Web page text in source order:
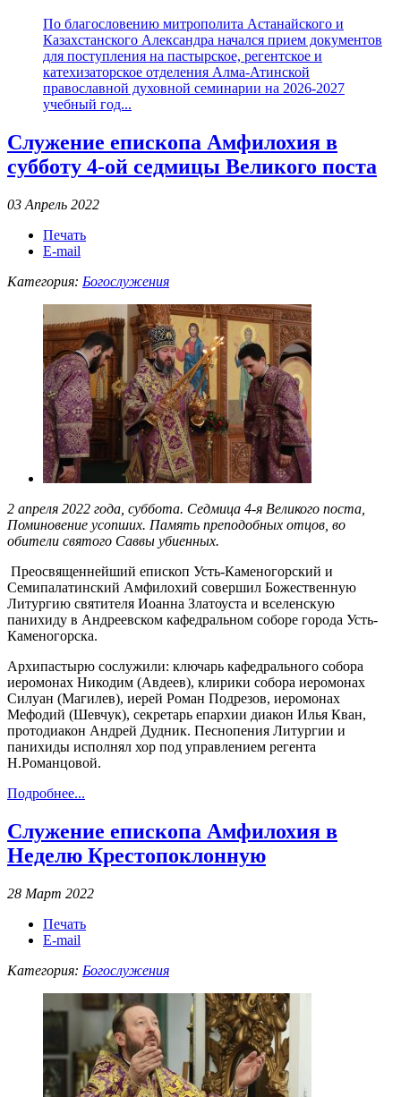
По благословению митрополита Астанайского и
Казахстанского Александра начался прием документов
для поступления на пастырское, регентское и
катехизаторское отделения Алма-Атинской
православной духовной семинарии на 2026-2027
учебный год...
Служение епископа Амфилохия в
субботу 4-ой седмицы Великого поста
03 Апрель 2022
Печать
E-mail
Категория: Богослужения
2 апреля 2022 года, суббота. Седмица 4-я Великого поста,
Поминовение усопших. Память преподобных отцов, во
обители святого Саввы убиенных.
Преосвященнейший епископ Усть-Каменогорский и
Семипалатинский Амфилохий совершил Божественную
Литургию святителя Иоанна Златоуста и вселенскую
панихиду в Андреевском кафедральном соборе города Усть-
Каменогорска.
Архипастырю сослужили: ключарь кафедрального собора
иеромонах Никодим (Авдеев), клирики собора иеромонах
Силуан (Магилев), иерей Роман Подрезов, иеромонах
Мефодий (Шевчук), секретарь епархии диакон Илья Кван,
протодиакон Андрей Дудник. Песнопения Литургии и
панихиды исполнял хор под управлением регента
Н.Романцовой.
Подробнее...
Служение епископа Амфилохия в
Неделю Крестопоклонную
28 Март 2022
Печать
E-mail
Категория: Богослужения